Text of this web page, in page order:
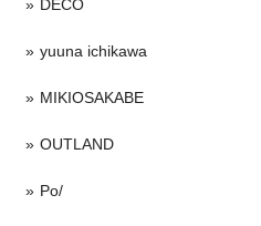
DECO
yuuna ichikawa
MIKIOSAKABE
OUTLAND
Po/